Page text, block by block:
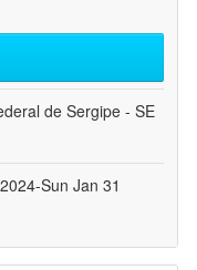
de Sergipe - SE
Sun Jan 31